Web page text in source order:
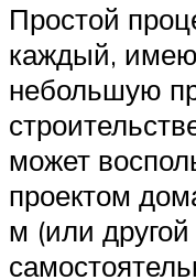
Простой
каждый,
небольшую
может
проектом
м (или